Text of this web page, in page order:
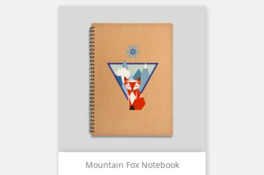
Mountain Fox Notebook